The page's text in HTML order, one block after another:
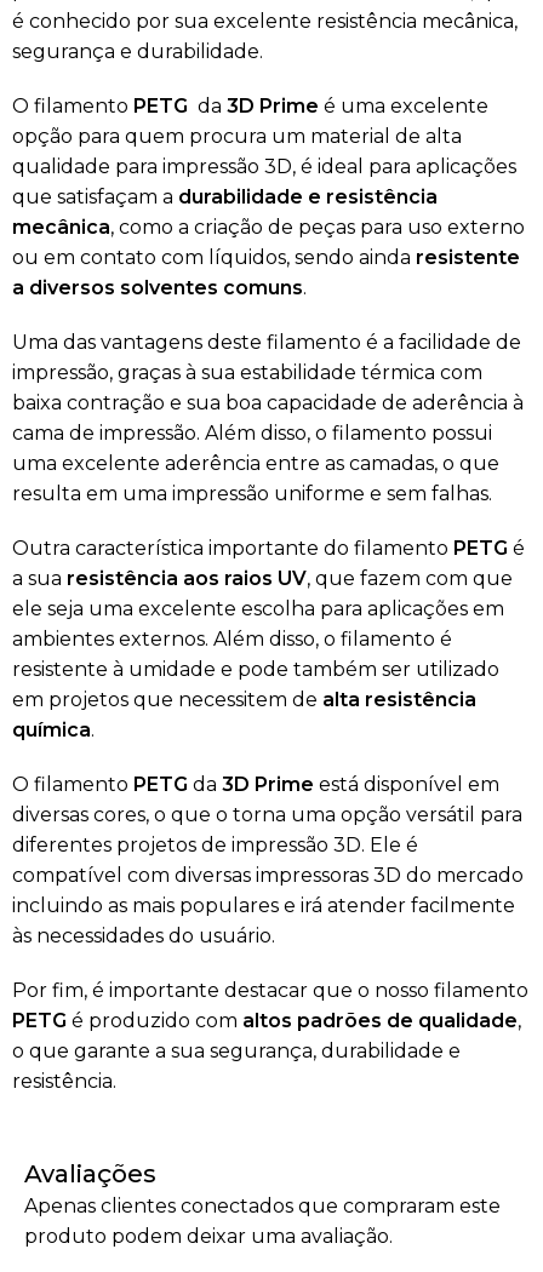
é conhecido por sua excelente resistência mecânica,
segurança e durabilidade.
O filamento PETG da 3D Prime é uma excelente
opção para quem procura um material de alta
qualidade para impressão 3D, é ideal para aplicações
que satisfaçam a durabilidade e resistência
mecânica, como a criação de peças para uso externo
ou em contato com líquidos, sendo ainda resistente
a diversos solventes comuns.
Uma das vantagens deste filamento é a facilidade de
impressão, graças à sua estabilidade térmica com
baixa contração e sua boa capacidade de aderência à
cama de impressão. Além disso, o filamento possui
uma excelente aderência entre as camadas, o que
resulta em uma impressão uniforme e sem falhas.
Outra característica importante do filamento PETG é
a sua resistência aos raios UV, que fazem com que
ele seja uma excelente escolha para aplicações em
ambientes externos. Além disso, o filamento é
resistente à umidade e pode também ser utilizado
em projetos que necessitem de alta resistência
química.
O filamento PETG da 3D Prime está disponível em
diversas cores, o que o torna uma opção versátil para
diferentes projetos de impressão 3D. Ele é
compatível com diversas impressoras 3D do mercado
incluindo as mais populares e irá atender facilmente
às necessidades do usuário.
Por fim, é importante destacar que o nosso filamento
PETG é produzido com altos padrões de qualidade,
o que garante a sua segurança, durabilidade e
resistência.
Avaliações
Apenas clientes conectados que compraram este
produto podem deixar uma avaliação.